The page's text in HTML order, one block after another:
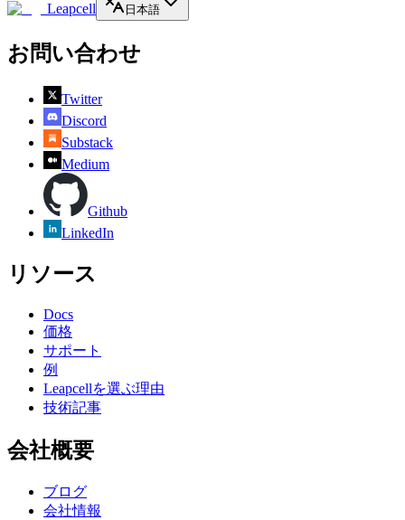
Leapcell 日本語
お問い合わせ
Twitter
Discord
Substack
Medium
Github
LinkedIn
リソース
Docs
価格
サポート
例
Leapcellを選ぶ理由
技術記事
会社概要
ブログ
会社情報